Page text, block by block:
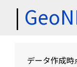
|
データ作成時